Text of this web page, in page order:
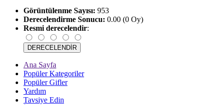
Görüntülenme Sayısı: 953
Derecelendirme Sonucu: 0.00 (0 Oy)
Resmi derecelendir:
Ana Sayfa
Popüler Kategoriler
Popüler Gifler
Yardım
Tavsiye Edin